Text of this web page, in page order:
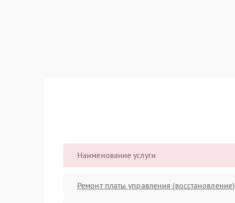
Наименование услуги
Ремонт платы управления (восстановление)